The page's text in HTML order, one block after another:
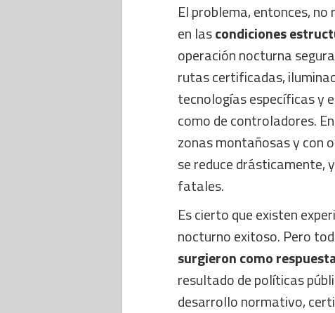
El problema, entonces,
en lascondiciones
operación nocturna
rutas certificadas,
tecnologías específicas y
como de controladores.
zonas montañosas y con
se reduce drásticamente,
fatales.
Es cierto que existen
nocturno exitoso. Pero
surgieron como
resultado de políticas
desarrollo normativo,